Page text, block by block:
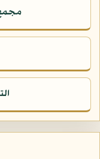
مجمع